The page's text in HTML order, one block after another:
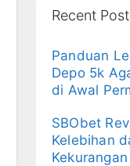
Recent
Panduan
Depo 5k
di Awal
SBObet
Kelebihan